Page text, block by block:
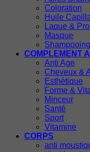
Coloration
Huile
Laque &
Masque
Shampooing
COMPLEMENT
Anti Age
Cheveux &
Esthétique
Forme &
Minceur
Santé
Sport
Vitamine
CORPS
anti